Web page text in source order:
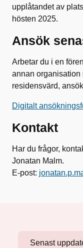
upplåtandet av
hösten 2025.
Ansök
Arbetar du i en
annan organisation
residensvärd,
Digitalt
Kontakt
Har du frågor,
Jonatan Malm.
E-post:
Senast